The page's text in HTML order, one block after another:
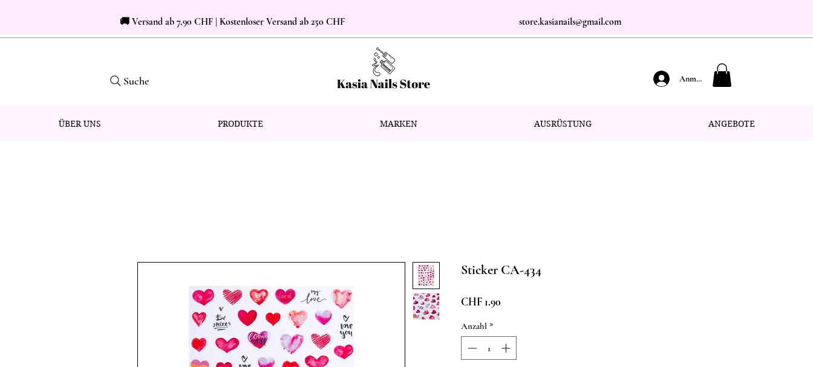
🚚 Versand ab 7,90 CHF | Kostenloser Versand ab 250 CHF store.kasianails@gmail.com
Suche Anmelden
ÜBER UNS PRODUKTE MARKEN AUSRÜSTUNG ANGEBOTE
Sticker CA-434
CHF 1.90
Anzahl *